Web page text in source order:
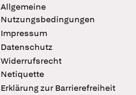
Allgemeine
Nutzungsbedingungen
Impressum
Datenschutz
Widerrufsrecht
Netiquette
Erklärung zur Barrierefreiheit